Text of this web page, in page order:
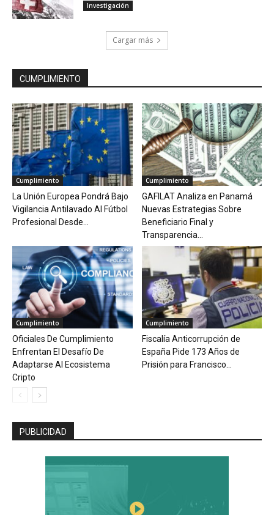
Investigación
Cargar más
CUMPLIMIENTO
Cumplimiento
La Unión Europea Pondrá Bajo
Vigilancia Antilavado Al Fútbol
Profesional Desde...
Cumplimiento
GAFILAT Analiza en Panamá
Nuevas Estrategias Sobre
Beneficiario Final y
Transparencia...
Cumplimiento
Oficiales De Cumplimiento
Enfrentan El Desafío De
Adaptarse Al Ecosistema
Cripto
Cumplimiento
Fiscalía Anticorrupción de
España Pide 173 Años de
Prisión para Francisco...
PUBLICIDAD